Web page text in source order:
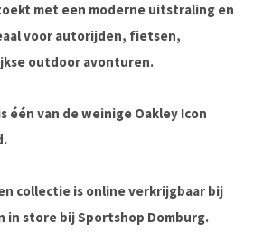
met een moderne uitstraling en
voor autorijden, fietsen,
outdoor avonturen.
één van de weinige Oakley Icon
collectie is online verkrijgbaar bij
in store bij Sportshop Domburg.